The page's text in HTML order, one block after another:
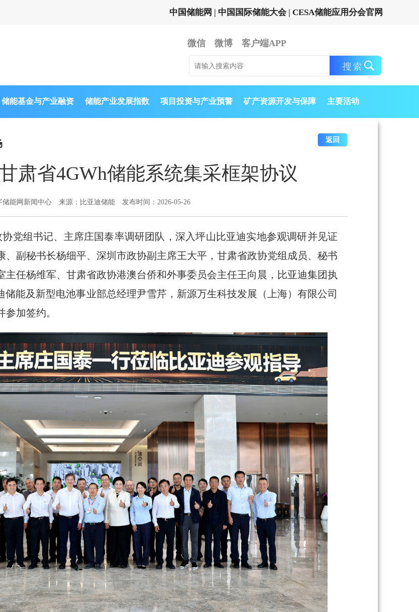
中国储能网 | 中国国际储能大会 | CESA储能应用分会官网
微信 微博 客户端APP
储能基金与产业融资 储能产业发展指数 项目投资与产业预警 矿产资源开发与保障 主要活动
返回
肃省4GWh储能系统集采框架协议
储能网新闻中心 来源：比亚迪储能 发布时间：2026-05-26
协党组书记、主席庄国泰率调研团队，深入坪山比亚迪实地参观调研并见证
副秘书长杨细平、深圳市政协副主席王大平，甘肃省政协党组成员、秘书
任杨维军、甘肃省政协港澳台侨和外事委员会主任王向晨，比亚迪集团执
能及新型电池事业部总经理尹雪芹，新源万生科技发展（上海）有限公司
加签约。